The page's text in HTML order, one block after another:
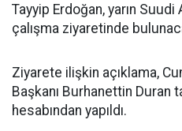
Tayyip Erdoğan, yarın
çalışma ziyaretinde
Ziyarete ilişkin açıklama,
Başkanı Burhanettin Duran
hesabından yapıldı.